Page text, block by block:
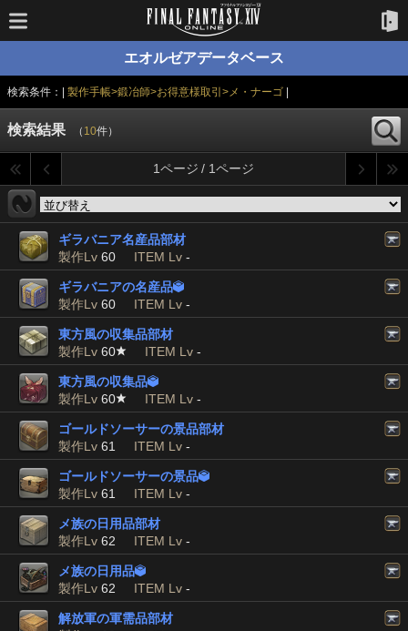
エオルゼアデータベース
検索条件：| 製作手帳>鍛冶師>お得意様取引>メ・ナーゴ|
検索結果 （ 10件）
1ページ / 1ページ
ギラバニア名産品部材
製作Lv 60 ITEM Lv -
ギラバニアの名産品
製作Lv 60 ITEM Lv -
東方風の収集品部材
製作Lv 60 ITEM Lv -
東方風の収集品
製作Lv 60 ITEM Lv -
ゴールドソーサーの景品部材
製作Lv 61 ITEM Lv -
ゴールドソーサーの景品
製作Lv 61 ITEM Lv -
メ族の日用品部材
製作Lv 62 ITEM Lv -
メ族の日用品
製作Lv 62 ITEM Lv -
解放軍の軍需品部材